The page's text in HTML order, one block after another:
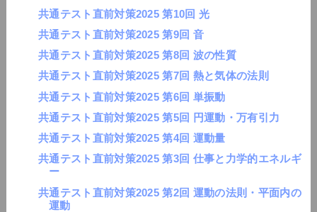
共通テスト直前対策2025 第10回 光
共通テスト直前対策2025 第9回 音
共通テスト直前対策2025 第8回 波の性質
共通テスト直前対策2025 第7回 熱と気体の法則
共通テスト直前対策2025 第6回 単振動
共通テスト直前対策2025 第5回 円運動・万有引力
共通テスト直前対策2025 第4回 運動量
共通テスト直前対策2025 第3回 仕事と力学的エネルギ
ー
共通テスト直前対策2025 第2回 運動の法則・平面内の
運動